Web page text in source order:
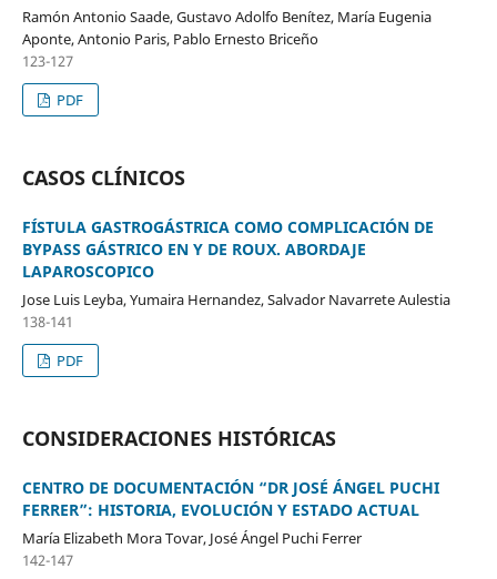
Ramón Antonio Saade, Gustavo Adolfo Benítez, María Eugenia
Aponte, Antonio Paris, Pablo Ernesto Briceño
123-127
PDF
CASOS CLÍNICOS
FÍSTULA GASTROGÁSTRICA COMO COMPLICACIÓN DE
BYPASS GÁSTRICO EN Y DE ROUX. ABORDAJE
LAPAROSCOPICO
Jose Luis Leyba, Yumaira Hernandez, Salvador Navarrete Aulestia
138-141
PDF
CONSIDERACIONES HISTÓRICAS
CENTRO DE DOCUMENTACIÓN “DR JOSÉ ÁNGEL PUCHI
FERRER”: HISTORIA, EVOLUCIÓN Y ESTADO ACTUAL
María Elizabeth Mora Tovar, José Ángel Puchi Ferrer
142-147